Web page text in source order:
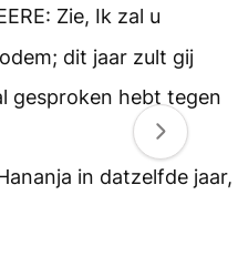
Zie, Ik zal u
dit jaar zult gij
gesproken hebt tegen
in datzelfde jaar,